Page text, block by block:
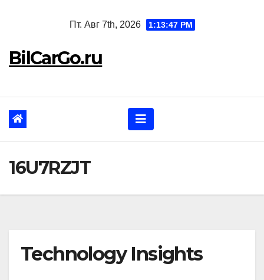
Пт. Авг 7th, 2026 1:13:47 PM
BilCarGo.ru
16U7RZJT
Technology Insights